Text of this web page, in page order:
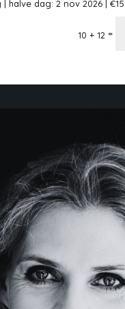
halve dag: 2 nov 2026 |
10 + 12 =